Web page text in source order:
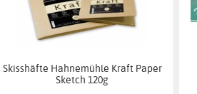
Skisshäfte Hahnemühle Kraft Paper
Sketch 120g